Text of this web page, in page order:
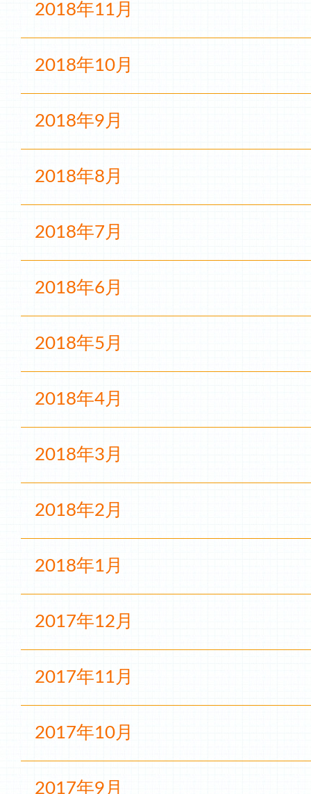
2018年11月
2018年10月
2018年9月
2018年8月
2018年7月
2018年6月
2018年5月
2018年4月
2018年3月
2018年2月
2018年1月
2017年12月
2017年11月
2017年10月
2017年9月